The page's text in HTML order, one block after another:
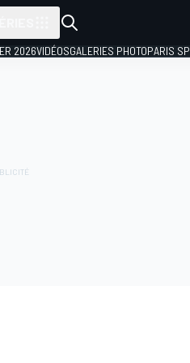
2026VIDÉOSGALERIES PHOTOPARIS